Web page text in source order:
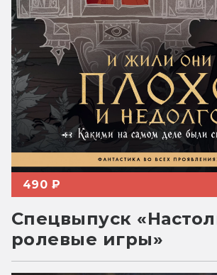
490 ₽
Спецвыпуск
ролевые игры»